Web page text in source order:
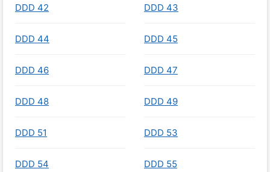
DDD 42 DDD 43
DDD 44 DDD 45
DDD 46 DDD 47
DDD 48 DDD 49
DDD 51 DDD 53
DDD 54 DDD 55